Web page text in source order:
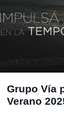
Grupo Vía
Verano